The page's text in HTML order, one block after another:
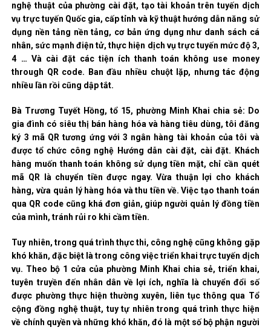
nghệ thuật của phường cài đặt, tạo tài khoản trên tuyến dịch
vụ trực tuyến Quốc gia, cấp tỉnh và kỹ thuật hướng dẫn năng sử
dụng nền tảng nền tảng, cơ bản ứng dụng như danh sách cá
nhân, sức mạnh điện tử, thực hiện dịch vụ trực tuyến mức độ 3,
4 … Và cài đặt các tiện ích thanh toán không use money
through QR code. Ban đầu nhiều chuột lặp, nhưng tác động
nhiều lần rồi cũng dập tắt.
Bà Trương Tuyết Hồng, tổ 15, phường Minh Khai chia sẻ: Do
gia đình có siêu thị bán hàng hóa và hàng tiêu dùng, tôi đăng
ký 3 mã QR tương ứng với 3 ngân hàng tài khoản của tôi và
được tổ chức công nghệ Hướng dẫn cài đặt, cài đặt. Khách
hàng muốn thanh toán không sử dụng tiền mặt, chỉ cần quét
mã QR là chuyển tiền được ngay. Vừa thuận lợi cho khách
hàng, vừa quản lý hàng hóa và thu tiền về. Việc tạo thanh toán
qua QR code cũng khá đơn giản, giúp người quản lý đồng tiền
của mình, tránh rủi ro khi cầm tiền.
Tuy nhiên, trong quá trình thực thi, công nghệ cũng không gặp
khó khăn, đặc biệt là trong công việc triển khai trực tuyến dịch
vụ. Theo bộ 1 cửa của phường Minh Khai chia sẻ, triển khai,
tuyên truyền đến nhân dân về lợi ích, nghĩa là chuyển đổi số
được phường thực hiện thường xuyên, liên tục thông qua Tổ
cộng đồng nghệ thuật, tuy tự nhiên trong quá trình thực hiện
về chính quyền và những khó khăn, đó là một số bộ phận người